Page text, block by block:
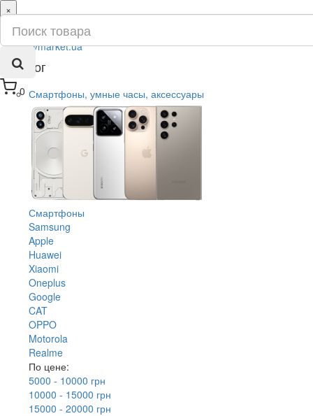
0
×
ru
ua
Каталог
Смартфоны, умные часы, аксессуары
Смартфоны
Samsung
Apple
Huawei
Xiaomi
Oneplus
Google
CAT
OPPO
Motorola
Realme
По цене:
5000 - 10000 грн
10000 - 15000 грн
15000 - 20000 грн